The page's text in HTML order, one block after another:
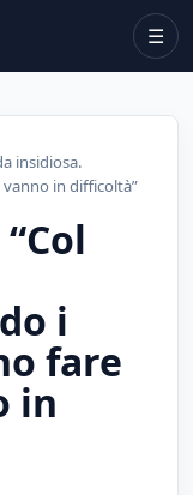
☰
insidiosa.
in difficoltà”
i
fare
in